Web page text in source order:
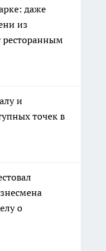
даже
из
ресторанным
и
точек в
о